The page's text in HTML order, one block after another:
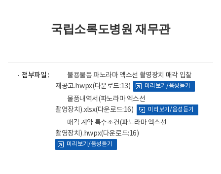
국립소록도병원 재무관
첨부파일 :
불용물품 파노라마 엑스선 촬영장치 매각 입찰
재공고.hwpx(다운로드:13) 미리보기/음성듣기
물품내역서(파노라마 엑스선
촬영장치).xlsx(다운로드:16) 미리보기/음성듣기
매각 계약 특수조건(파노라마 엑스선
촬영장치).hwpx(다운로드:16)
미리보기/음성듣기